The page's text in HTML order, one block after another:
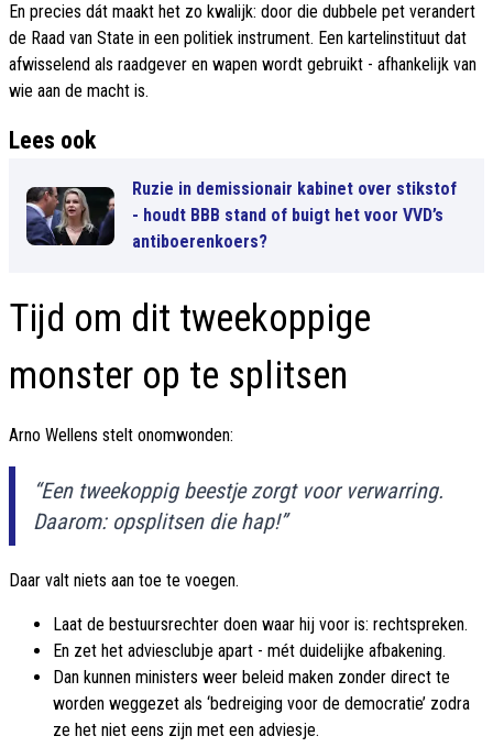
En precies dát maakt het zo kwalijk: door die dubbele pet verandert
de Raad van State in een politiek instrument. Een kartelinstituut dat
afwisselend als raadgever en wapen wordt gebruikt - afhankelijk van
wie aan de macht is.
Lees ook
Ruzie in demissionair kabinet over stikstof
- houdt BBB stand of buigt het voor VVD’s
antiboerenkoers?
Tijd om dit tweekoppige
monster op te splitsen
Arno Wellens stelt onomwonden:
“Een tweekoppig beestje zorgt voor verwarring.
Daarom: opsplitsen die hap!”
Daar valt niets aan toe te voegen.
Laat de bestuursrechter doen waar hij voor is: rechtspreken.
En zet het adviesclubje apart - mét duidelijke afbakening.
Dan kunnen ministers weer beleid maken zonder direct te
worden weggezet als ‘bedreiging voor de democratie’ zodra
ze het niet eens zijn met een adviesje.